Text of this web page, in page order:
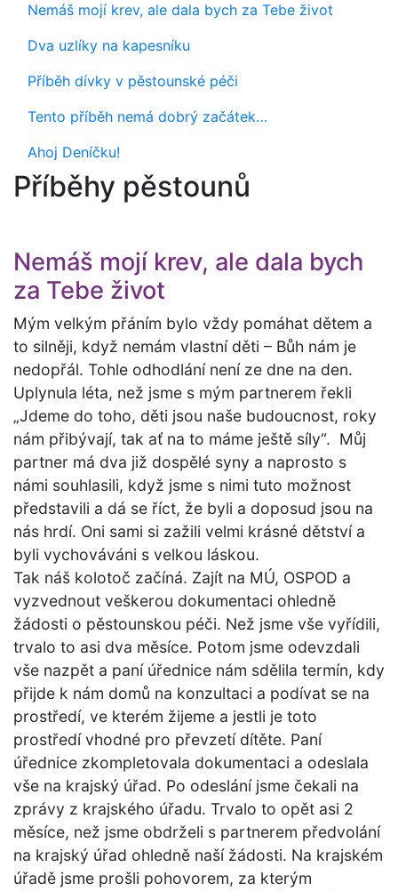
Nemáš mojí krev, ale dala bych za Tebe život
Dva uzlíky na kapesníku
Příběh dívky v pěstounské péči
Tento příběh nemá dobrý začátek…
Ahoj Deníčku!
Příběhy pěstounů
Nemáš mojí krev, ale dala bych
za Tebe život
Mým velkým přáním bylo vždy pomáhat dětem a
to silněji, když nemám vlastní děti – Bůh nám je
nedopřál. Tohle odhodlání není ze dne na den.
Uplynula léta, než jsme s mým partnerem řekli
„Jdeme do toho, děti jsou naše budoucnost, roky
nám přibývají, tak ať na to máme ještě síly“. Můj
partner má dva již dospělé syny a naprosto s
námi souhlasili, když jsme s nimi tuto možnost
představili a dá se říct, že byli a doposud jsou na
nás hrdí. Oni sami si zažili velmi krásné dětství a
byli vychováváni s velkou láskou.
Tak náš kolotoč začíná. Zajít na MÚ, OSPOD a
vyzvednout veškerou dokumentaci ohledně
žádosti o pěstounskou péči. Než jsme vše vyřídili,
trvalo to asi dva měsíce. Potom jsme odevzdali
vše nazpět a paní úřednice nám sdělila termín, kdy
přijde k nám domů na konzultaci a podívat se na
prostředí, ve kterém žijeme a jestli je toto
prostředí vhodné pro převzetí dítěte. Paní
úřednice zkompletovala dokumentaci a odeslala
vše na krajský úřad. Po odeslání jsme čekali na
zprávy z krajského úřadu. Trvalo to opět asi 2
měsíce, než jsme obdrželi s partnerem předvolání
na krajský úřad ohledně naší žádosti. Na krajském
úřadě jsme prošli pohovorem, za kterým